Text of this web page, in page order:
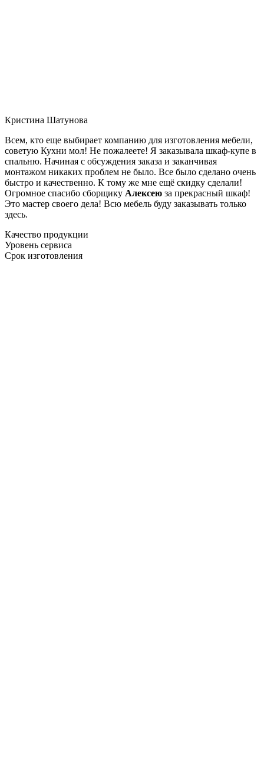
Кристина Шатунова
Всем, кто еще выбирает компанию для изготовления мебели,
советую Кухни мол! Не пожалеете! Я заказывала шкаф-купе в
спальню. Начиная с обсуждения заказа и заканчивая
монтажом никаких проблем не было. Все было сделано очень
быстро и качественно. К тому же мне ещё скидку сделали!
Огромное спасибо сборщику Алексею за прекрасный шкаф!
Это мастер своего дела! Всю мебель буду заказывать только
здесь.
Качество продукции
Уровень сервиса
Срок изготовления